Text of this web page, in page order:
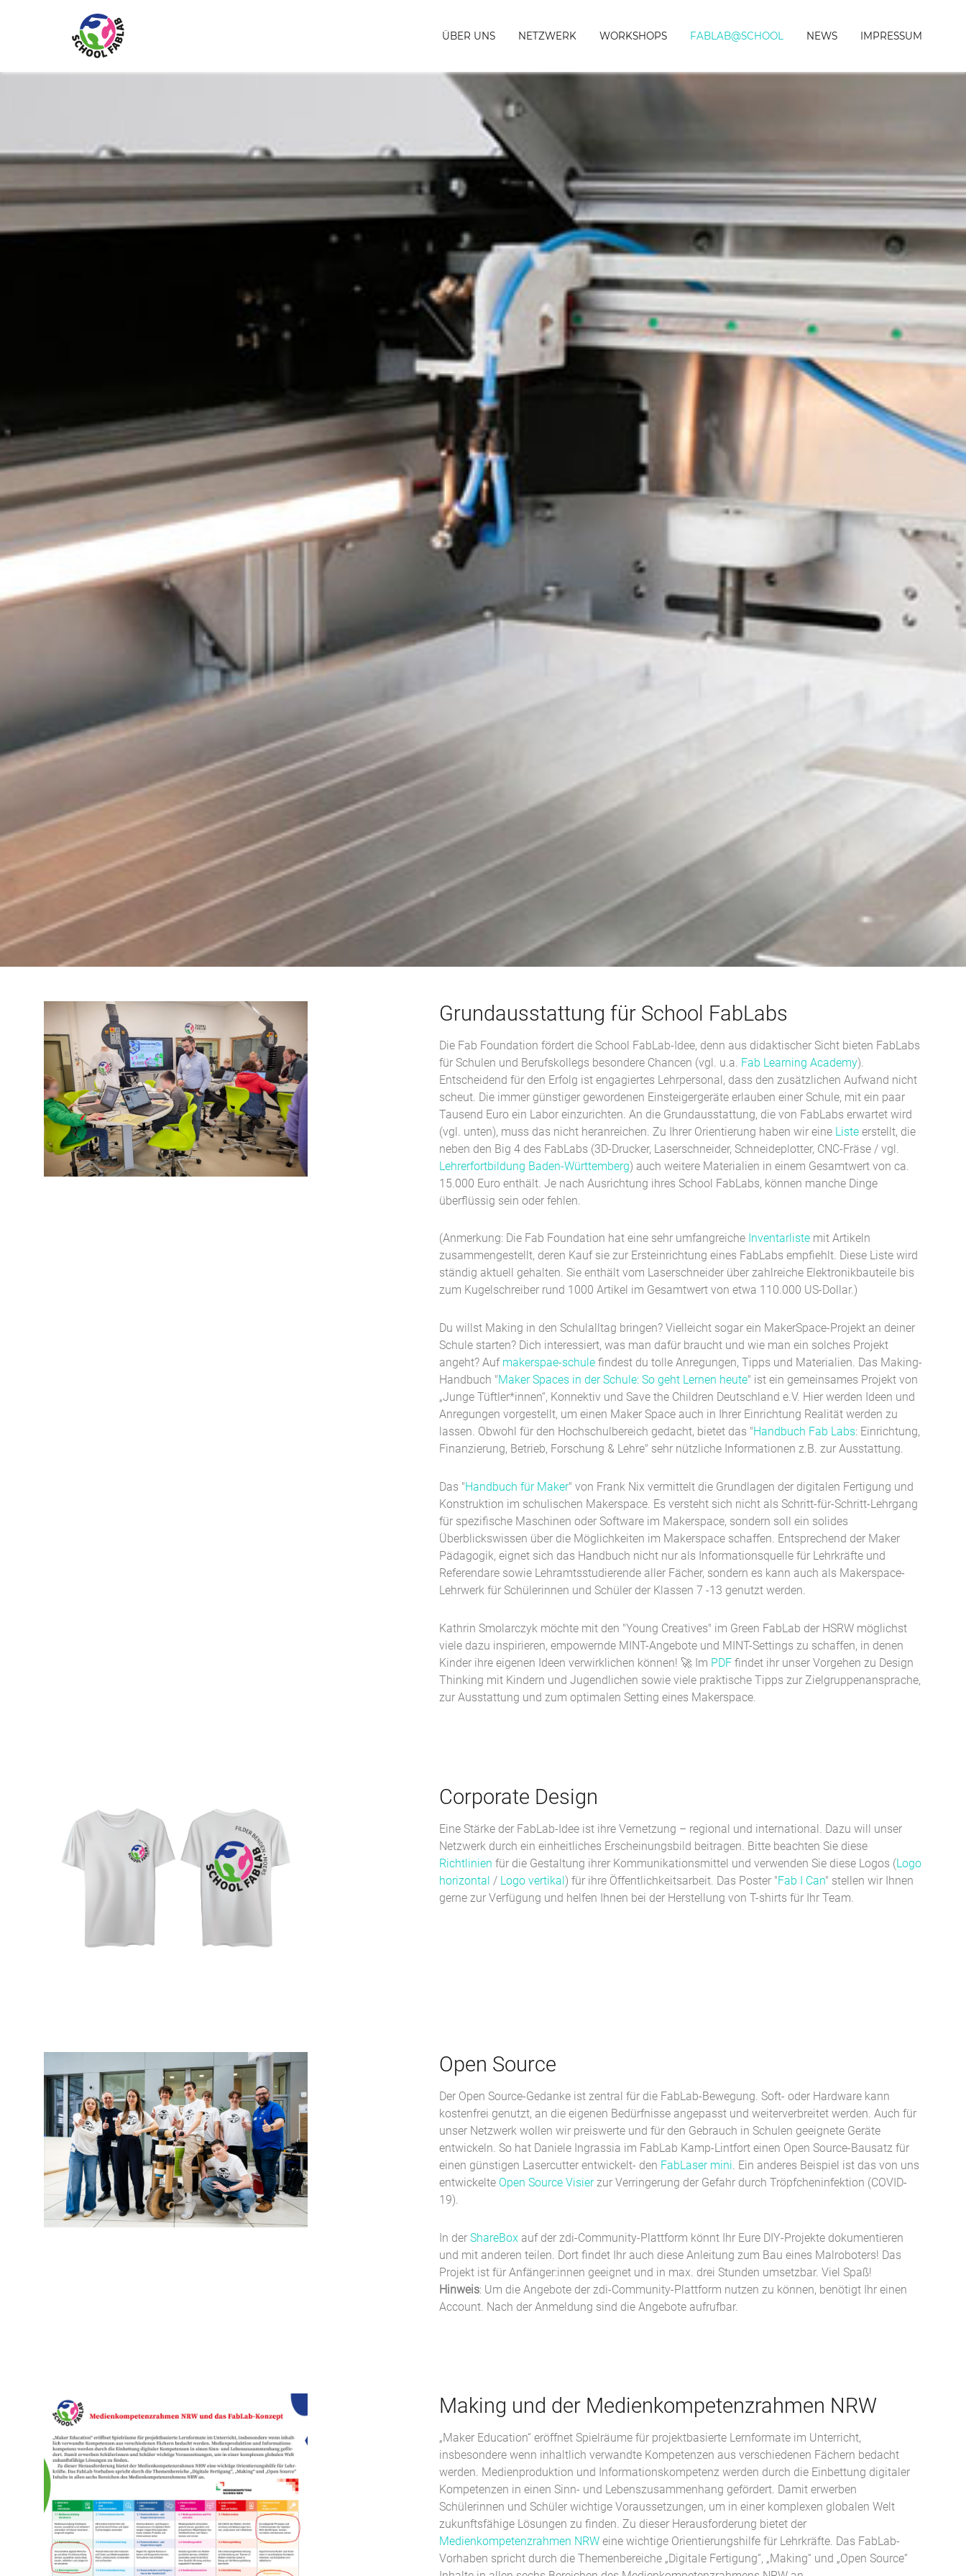
ÜBER UNS NETZWERK WORKSHOPS FABLAB@SCHOOL NEWS IMPRESSUM
Grundausstattung für School FabLabs
Die Fab Foundation fördert die School FabLab-Idee, denn aus didaktischer Sicht bieten FabLabs
für Schulen und Berufskollegs besondere Chancen (vgl. u.a. Fab Learning Academy).
Entscheidend für den Erfolg ist engagiertes Lehrpersonal, dass den zusätzlichen Aufwand nicht
scheut. Die immer günstiger gewordenen Einsteigergeräte erlauben einer Schule, mit ein paar
Tausend Euro ein Labor einzurichten. An die Grundausstattung, die von FabLabs erwartet wird
(vgl. unten), muss das nicht heranreichen. Zu Ihrer Orientierung haben wir eine Liste erstellt, die
neben den Big 4 des FabLabs (3D-Drucker, Laserschneider, Schneideplotter, CNC-Fräse / vgl.
Lehrerfortbildung Baden-Württemberg) auch weitere Materialien in einem Gesamtwert von ca.
15.000 Euro enthält. Je nach Ausrichtung ihres School FabLabs, können manche Dinge
überflüssig sein oder fehlen.
(Anmerkung: Die Fab Foundation hat eine sehr umfangreiche Inventarlistemit Artikeln
zusammengestellt, deren Kauf sie zur Ersteinrichtung eines FabLabs empfiehlt. Diese Liste wird
ständig aktuell gehalten. Sie enthält vom Laserschneider über zahlreiche Elektronikbauteile bis
zum Kugelschreiber rund 1000 Artikel im Gesamtwert von etwa 110.000 US-Dollar.)
Du willst Making in den Schulalltag bringen? Vielleicht sogar ein MakerSpace-Projekt an deiner
Schule starten? Dich interessiert, was man dafür braucht und wie man ein solches Projekt
angeht? Auf makerspae-schulefindest du tolle Anregungen, Tipps und Materialien. Das Making-
Handbuch "Maker Spaces in der Schule: So geht Lernen heute" ist ein gemeinsames Projekt von
„Junge Tüftler*innen“, Konnektiv und Save the Children Deutschland e.V. Hier werden Ideen und
Anregungen vorgestellt, um einen Maker Space auch in Ihrer Einrichtung Realität werden zu
lassen. Obwohl für den Hochschulbereich gedacht, bietet das "Handbuch Fab Labs: Einrichtung,
Finanzierung, Betrieb, Forschung & Lehre" sehr nützliche Informationen z.B. zur Ausstattung.
Das "Handbuch für Maker" von Frank Nix vermittelt die Grundlagen der digitalen Fertigung und
Konstruktion im schulischen Makerspace. Es versteht sich nicht als Schritt-für-Schritt-Lehrgang
für spezifische Maschinen oder Software im Makerspace, sondern soll ein solides
Überblickswissen über die Möglichkeiten im Makerspace schaffen. Entsprechend der Maker
Pädagogik, eignet sich das Handbuch nicht nur als Informationsquellefür Lehrkräfte und
Referendare sowie Lehramtsstudierendealler Fächer, sondern es kann auch als Makerspace-
Lehrwerkfür Schülerinnen und Schüler der Klassen 7 -13 genutzt werden.
Kathrin Smolarczyk möchte mit den "Young Creatives" im Green FabLab der HSRW möglichst
viele dazu inspirieren, empowernde MINT-Angebote und MINT-Settings zu schaffen, in denen
Kinder ihre eigenen Ideen verwirklichen können! 🚀 Im PDFfindet ihr unser Vorgehen zu Design
Thinking mit Kindern und Jugendlichen sowie viele praktische Tipps zur Zielgruppenansprache,
zur Ausstattung und zum optimalen Setting eines Makerspace.
Corporate Design
Eine Stärke der FabLab-Idee ist ihre Vernetzung – regional und international. Dazu will unser
Netzwerk durch ein einheitliches Erscheinungsbild beitragen. Bitte beachten Sie diese
Richtlinien für die Gestaltung ihrer Kommunikationsmittel und verwenden Sie diese Logos (Logo
horizontal / Logo vertikal) für ihre Öffentlichkeitsarbeit. Das Poster "Fab I Can" stellen wir Ihnen
gerne zur Verfügung und helfen Ihnen bei der Herstellung von T-shirts für Ihr Team.
Open Source
Der Open Source-Gedanke ist zentral für die FabLab-Bewegung. Soft- oder Hardware kann
kostenfrei genutzt, an die eigenen Bedürfnisse angepasst und weiterverbreitet werden. Auch für
unser Netzwerk wollen wir preiswerte und für den Gebrauch in Schulen geeignete Geräte
entwickeln. So hat Daniele Ingrassia im FabLab Kamp-Lintfort einen Open Source-Bausatz für
einen günstigen Lasercutter entwickelt- den FabLaser mini . Ein anderes Beispiel ist das von uns
entwickelte Open Source Visierzur Verringerung der Gefahr durch Tröpfcheninfektion (COVID-
19).
In der ShareBox auf der zdi-Community-Plattform könnt Ihr Eure DIY-Projekte dokumentieren
und mit anderen teilen. Dort findet Ihr auch diese Anleitung zum Bau eines Malroboters! Das
Projekt ist für Anfänger:innen geeignet und in max. drei Stunden umsetzbar. Viel Spaß!
Hinweis: Um die Angebote der zdi-Community-Plattform nutzen zu können, benötigt Ihr einen
Account. Nach der Anmeldung sind die Angebote aufrufbar.
Making und der Medienkompetenzrahmen NRW
„Maker Education“ eröffnet Spielräume für projektbasierte Lernformate im Unterricht,
insbesondere wenn inhaltlich verwandte Kompetenzen aus verschiedenen Fächern bedacht
werden. Medienproduktion und Informationskompetenz werden durch die Einbettung digitaler
Kompetenzen in einen Sinn- und Lebenszusammenhang gefördert. Damit erwerben
Schülerinnen und Schüler wichtige Voraussetzungen, um in einer komplexen globalen Welt
zukunftsfähige Lösungen zu finden. Zu dieser Herausforderung bietet der
Medienkompetenzrahmen NRWeine wichtige Orientierungshilfe für Lehrkräfte. Das FabLab-
Vorhaben spricht durch die Themenbereiche „Digitale Fertigung“, „Making“ und „Open Source“